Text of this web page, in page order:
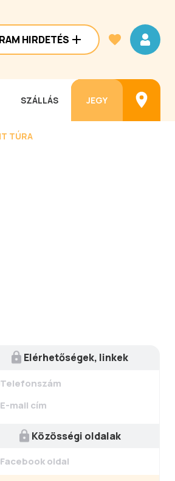
HIRDETÉS
SZÁLLÁS JEGY
TÚRA
Elérhetőségek, linkek
Telefonszám
E-mail cím
Közösségi oldalak
Facebook oldal